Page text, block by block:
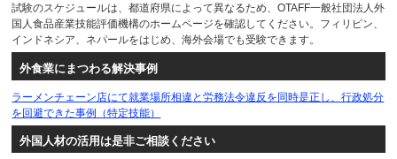
試験のスケジュールは、都道府県によって異なるため、OTAFF一般社団法人外
国人食品産業技能評価機構のホームページを確認してください。フィリピン、
インドネシア、ネパールをはじめ、海外会場でも受験できます。
外食業にまつわる解決事例
ラーメンチェーン店にて就業場所相違と労務法令違反を同時是正し、行政処分
を回避できた事例（特定技能）
外国人材の活用は是非ご相談ください